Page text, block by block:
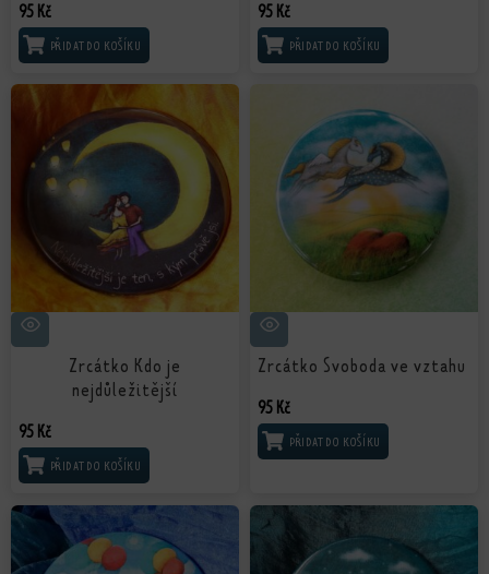
95 Kč
PŘIDAT DO KOŠÍKU
95 Kč
PŘIDAT DO KOŠÍKU
Zrcátko Kdo je
nejdůležitější
95 Kč
PŘIDAT DO KOŠÍKU
Zrcátko Svoboda ve vztahu
95 Kč
PŘIDAT DO KOŠÍKU